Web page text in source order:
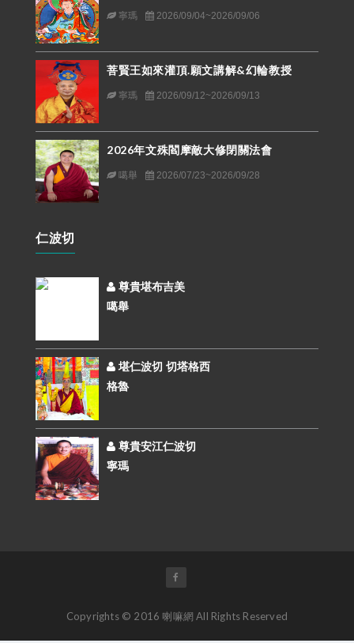
寧瑪 2026/09/04~2026/09/06
菩賢王如來灌頂.願文講解&幻輪教授
寧瑪 2026/09/12~2026/09/13
2026年文殊閻摩敵大修閉關法會
噶舉 2026/07/23~2026/09/28
仁波切
尊貴堪布吉美
噶舉
堪仁波切 切塔格西
格魯
尊貴安江仁波切
寧瑪
Copyrights © 2016 喇嘛網 All Rights Reserved